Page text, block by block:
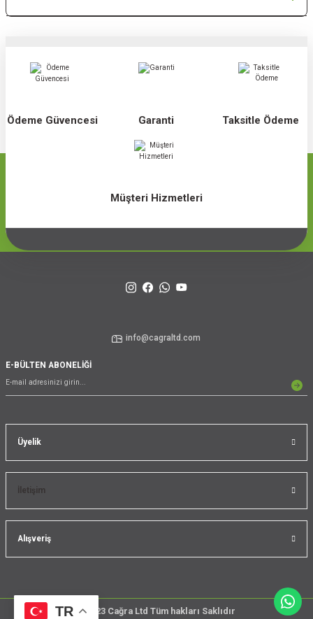
Ödeme Güvencesi Garanti Taksitle Ödeme
Müşteri Hizmetleri
Üyelik
İletişim
Alışveriş
TR
info@cagraltd.com
E-BÜLTEN ABONELİĞİ
@2023 Cağra Ltd Tüm hakları Saklıdır